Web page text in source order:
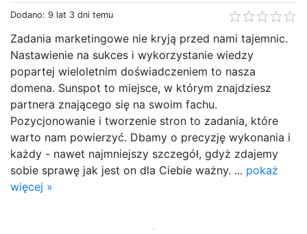
Dodano: 9 lat 3 dni temu
Zadania marketingowe nie kryją przed nami tajemnic.
Nastawienie na sukces i wykorzystanie wiedzy
popartej wieloletnim doświadczeniem to nasza
domena. Sunspot to miejsce, w którym znajdziesz
partnera znającego się na swoim fachu.
Pozycjonowanie i tworzenie stron to zadania, które
warto nam powierzyć. Dbamy o precyzję wykonania i
każdy - nawet najmniejszy szczegół, gdyż zdajemy
sobie sprawę jak jest on dla Ciebie ważny. ... pokaż
więcej »